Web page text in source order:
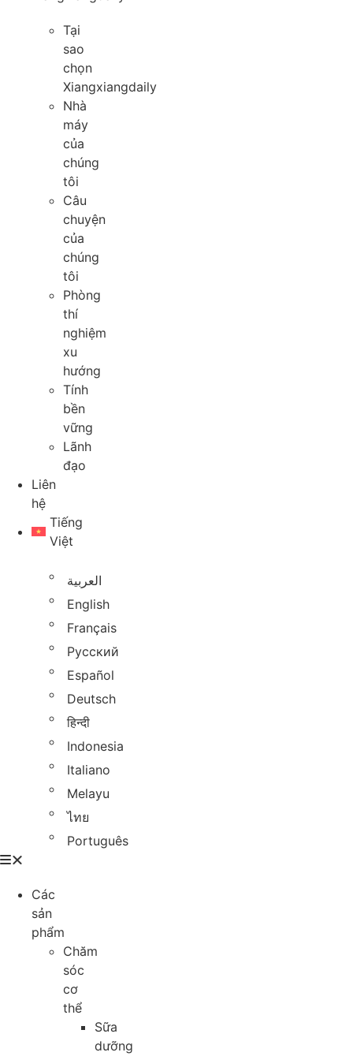
Tại
sao
chọn
Xiangxiangdaily
Nhà
máy
của
chúng
tôi
Câu
chuyện
của
chúng
tôi
Phòng
thí
nghiệm
xu
hướng
Tính
bền
vững
Lãnh
đạo
Liên
hệ
Tiếng
Việt
العربية
English
Français
Русский
Español
Deutsch
हिन्दी
Indonesia
Italiano
Melayu
ไทย
Português
Các
sản
phẩm
Chăm
sóc
cơ
thể
Sữa
dưỡng